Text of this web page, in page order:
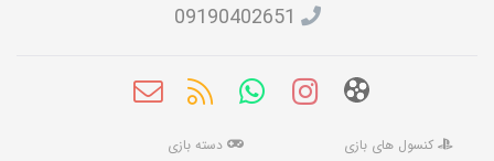
09190402651
کنسول های بازی دسته بازی